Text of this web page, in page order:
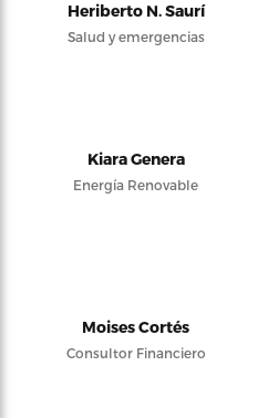
Heriberto N. Saurí
Salud y emergencias
Kiara Genera
Energía Renovable
Moises Cortés
Consultor Financiero